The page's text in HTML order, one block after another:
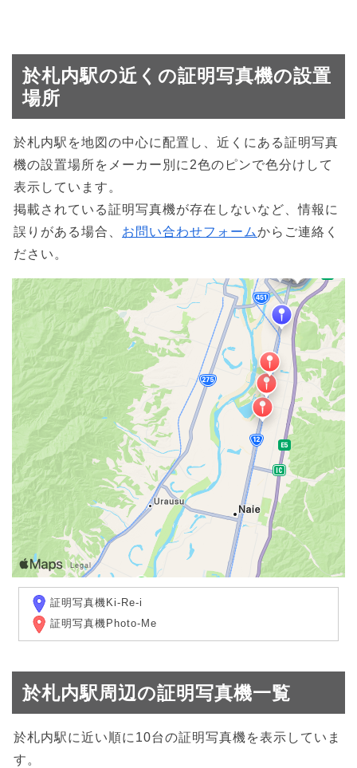
於札内駅の近くの証明写真機の設置
場所
於札内駅を地図の中心に配置し、近くにある証明写真
機の設置場所をメーカー別に2色のピンで色分けして
表示しています。
掲載されている証明写真機が存在しないなど、情報に
誤りがある場合、 お問い合わせフォームからご連絡く
ださい。
証明写真機Ki-Re-i
証明写真機Photo-Me
於札内駅周辺の証明写真機一覧
於札内駅に近い順に10台の証明写真機を表示していま
す。